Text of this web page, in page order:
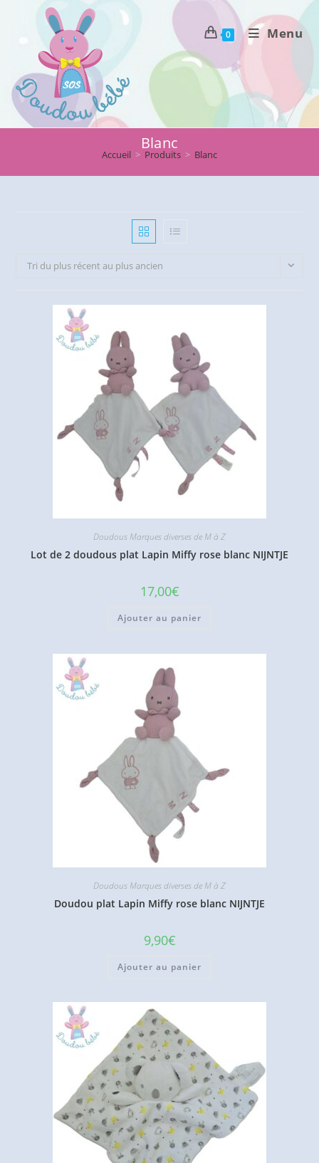
0 Menu
Blanc
Accueil > Produits > Blanc
Tri du plus récent au plus ancien
Doudous Marques diverses de M à Z
Lot de 2 doudous plat Lapin Miffy rose blanc NIJNTJE
17,00€
Ajouter au panier
Doudous Marques diverses de M à Z
Doudou plat Lapin Miffy rose blanc NIJNTJE
9,90€
Ajouter au panier